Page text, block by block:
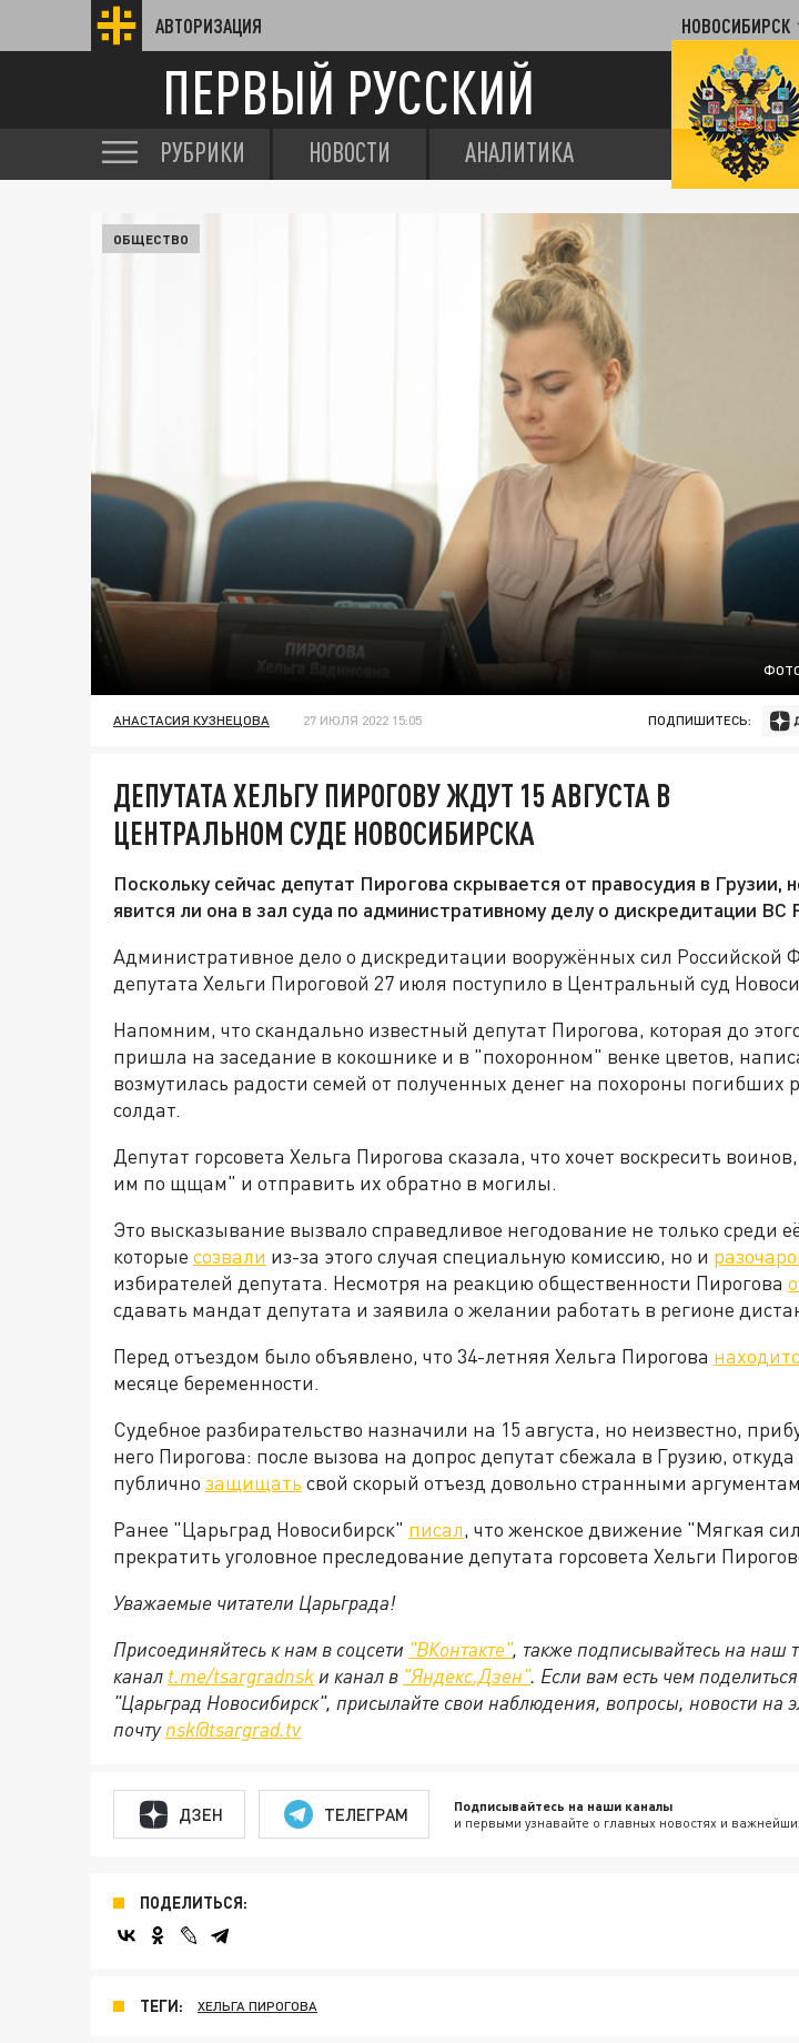
АВТОРИЗАЦИЯ НОВОСИБИРСК
ПЕРВЫЙ РУССКИЙ
РУБРИКИ НОВОСТИ АНАЛИТИКА
ОБЩЕСТВО
АНАСТАСИЯ КУЗНЕЦОВА 27 ИЮЛЯ 2022 15:05 ПОДПИШИТЕСЬ:
ДЕПУТАТА ХЕЛЬГУ ПИРОГОВУ ЖДУТ 15 АВГУСТА В
ЦЕНТРАЛЬНОМ СУДЕ НОВОСИБИРСКА
Поскольку сейчас депутат Пирогова скрывается от правосудия в Грузии,
явится ли она в зал суда по административному делу о дискредитации ВС
Административное дело о дискредитации вооружённых сил Российской
депутата Хельги Пироговой 27 июля поступило в Центральный суд
Напомним, что скандально известный депутат Пирогова, которая до
пришла на заседание в кокошнике и в "похоронном" венке цветов,
возмутилась радости семей от полученных денег на похороны погибших
солдат.
Депутат горсовета Хельга Пирогова сказала, что хочет воскресить
им по щщам" и отправить их обратно в могилы.
Это высказывание вызвало справедливое негодование не только среди
которые созвали из-за этого случая специальную комиссию, но и
избирателей депутата. Несмотря на реакцию общественности Пирогова
сдавать мандат депутата и заявила о желании работать в регионе
Перед отъездом было объявлено, что 34-летняя Хельга Пирогова
месяце беременности.
Судебное разбирательство назначили на 15 августа, но неизвестно,
него Пирогова: после вызова на допрос депутат сбежала в Грузию,
публично защищать свой скорый отъезд довольно странными
Ранее "Царьград Новосибирск" писал, что женское движение "Мягкая
прекратить уголовное преследование депутата горсовета Хельги
Уважаемые читатели Царьграда!
Присоединяйтесь к нам в соцсети "ВКонтакте", также подписывайтесь на наш
канал t.me/tsargradnsk и канал в "Яндекс.Дзен". Если вам есть чем
"Царьград Новосибирск", присылайте свои наблюдения, вопросы, новости на
почту nsk@tsargrad.tv
ДЗЕН ТЕЛЕГРАМ Подписывайтесь на наши каналы
и первыми узнавайте о главных новостях и
ПОДЕЛИТЬСЯ:
ТЕГИ: ХЕЛЬГА ПИРОГОВА